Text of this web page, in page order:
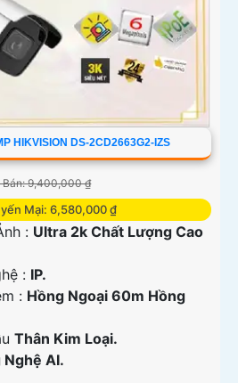
HIKVISION DS-2CD2663G2-IZS
Bán: 9,400,000 ₫
Mại: 6,580,000 ₫
: Ultra 2k Chất Lượng Cao
: IP.
: Hồng Ngoại 60m Hồng
Thân Kim Loại.
Nghệ AI.